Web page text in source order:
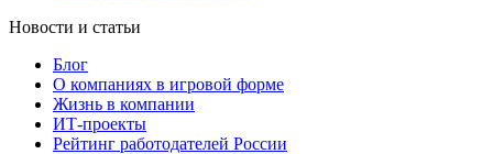
Новости и статьи
Блог
О компаниях в игровой форме
Жизнь в компании
ИТ-проекты
Рейтинг работодателей России